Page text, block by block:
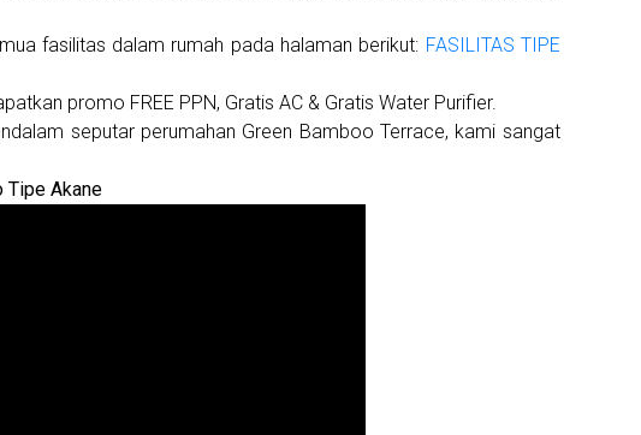
fasilitas dalam rumah pada halaman berikut: FASILITAS TIPE
promo FREE PPN, Gratis AC & Gratis Water Purifier.
seputar perumahan Green Bamboo Terrace, kami sangat
Tipe Akane